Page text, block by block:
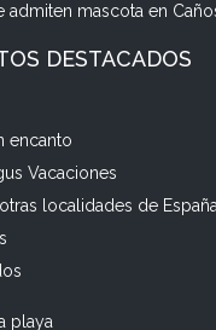
admiten mascota en
DESTACADOS
encanto
Vacaciones
localidades de España
playa